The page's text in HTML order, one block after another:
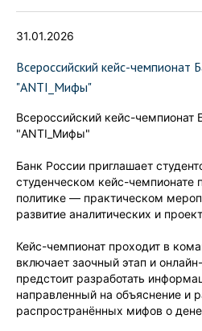
31.01.2026
Всероссийский кейс-чемпионат
"ANTI_Мифы"
Всероссийский кейс-чемпионат
"ANTI_Мифы"
Банк России приглашает
студенческом кейс-чемпионате
политике — практическом
развитие аналитических и
Кейс-чемпионат проходит в
включает заочный этап и
предстоит разработать
направленный на объяснение и
распространённых мифов о